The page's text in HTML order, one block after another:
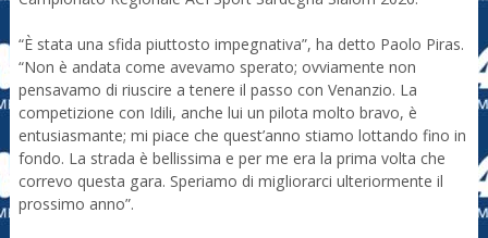
“È stata una sfida piuttosto impegnativa”, ha detto Paolo Piras.
“Non è andata come avevamo sperato; ovviamente non
pensavamo di riuscire a tenere il passo con Venanzio. La
competizione con Idili, anche lui un pilota molto bravo, è
entusiasmante; mi piace che quest’anno stiamo lottando fino in
fondo. La strada è bellissima e per me era la prima volta che
correvo questa gara. Speriamo di migliorarci ulteriormente il
prossimo anno”.